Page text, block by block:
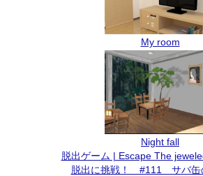
My room
Night fall
脱出ゲーム | Escape The
脱出に挑戦！ #111 サバ缶